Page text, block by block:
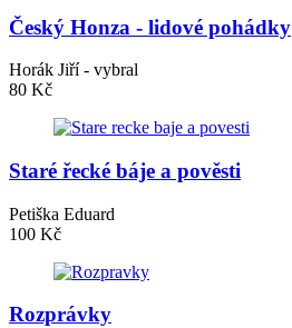
Český Honza - lidové pohádky
Horák Jiří - vybral
80 Kč
Staré řecké báje a pověsti
Petiška Eduard
100 Kč
Rozprávky